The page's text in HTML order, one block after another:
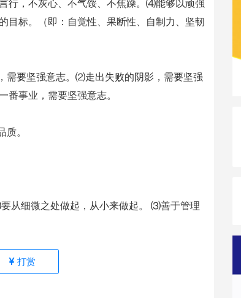
行，不灰心、不气馁、不焦躁。⑷能够以顽强
目标。（即：自觉性、果断性、自制力、坚韧
需要坚强意志。⑵走出失败的阴影，需要坚强
事业，需要坚强意志。
。
从细微之处做起，从小来做起。 ⑶善于管理
打赏